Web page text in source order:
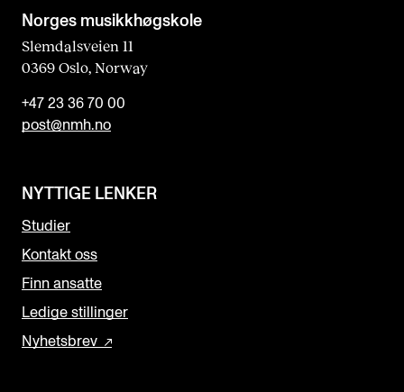
Norges musikk­høgskole
Slemdalsveien 11
0369 Oslo, Norway
+47 23 36 70 00
post@nmh.no
NYTTIGE LENKER
Studier
Kontakt oss
Finn ansatte
Ledige stillinger
Nyhetsbrev